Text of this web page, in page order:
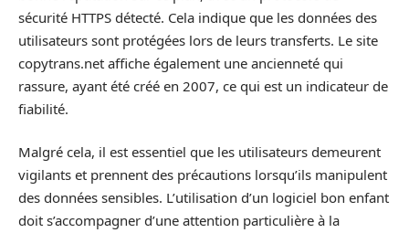
sécurité HTTPS détecté. Cela indique que les données des
utilisateurs sont protégées lors de leurs transferts. Le site
copytrans.net affiche également une ancienneté qui
rassure, ayant été créé en 2007, ce qui est un indicateur de
fiabilité.
Malgré cela, il est essentiel que les utilisateurs demeurent
vigilants et prennent des précautions lorsqu’ils manipulent
des données sensibles. L’utilisation d’un logiciel bon enfant
doit s’accompagner d’une attention particulière à la